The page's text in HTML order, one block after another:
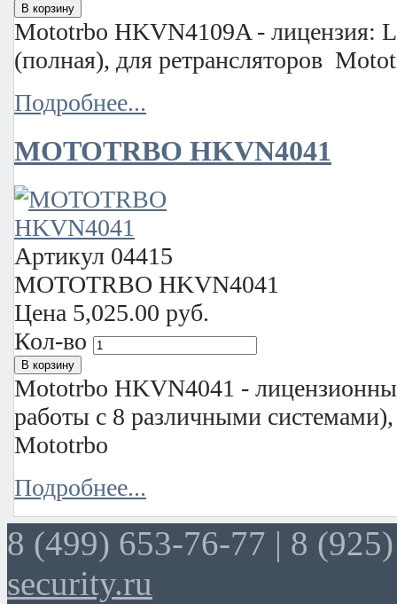
Mototrbo HKVN4109A - лицензия:
(полная), для ретрансляторов
Подробнее...
MOTOTRBO HKVN4041
Артикул 04415
MOTOTRBO HKVN4041
Цена 5,025.00 руб.
Кол-во
Mototrbo HKVN4041 -
работы с 8 различными системами),
Mototrbo
Подробнее...
8 (499) 653-76-77 | 8
security.ru